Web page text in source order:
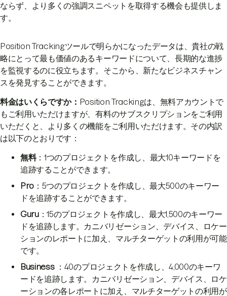
ならず、より多くの強調スニペットを取得する機会も提供しま
す。
Position Trackingツールで明らかになったデータは、貴社の戦
略にとって最も価値のあるキーワードについて、長期的な進捗
を監視するのに役立ちます。そこから、新たなビジネスチャン
スを発見することができます。
料金はいくらですか： Position Trackingは、無料アカウントで
もご利用いただけますが、有料のサブスクリプションをご利用
いただくと、より多くの機能をご利用いただけます。その内訳
は以下のとおりです：
無料：1つのプロジェクトを作成し、最大10キーワードを
追跡することができます。
Pro ：5つのプロジェクトを作成し、最大500のキーワー
ドを追跡することができます。
Guru：15のプロジェクトを作成し、最大1,500のキーワー
ドを追跡します。カニバリゼーション、デバイス、ロケー
ションのレポートに加え、マルチターゲットの利用が可能
です。
Business ：40のプロジェクトを作成し、4,000のキーワ
ードを追跡します。カニバリゼーション、デバイス、ロケ
ーションの各レポートに加え、マルチターゲットの利用が